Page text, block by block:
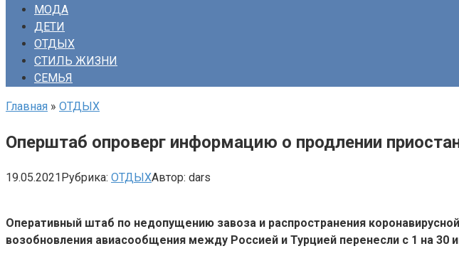
МОДА
ДЕТИ
ОТДЫХ
СТИЛЬ ЖИЗНИ
СЕМЬЯ
Главная » ОТДЫХ
Оперштаб опроверг информацию о продлении
19.05.2021Рубрика: ОТДЫХАвтор: dars
Оперативный штаб по недопущению завоза и распространения
возобновления авиасообщения между Россией и Турцией перенесли с 1 на 30